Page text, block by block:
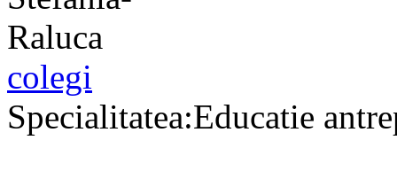
colegi
Specialitatea:Educatie